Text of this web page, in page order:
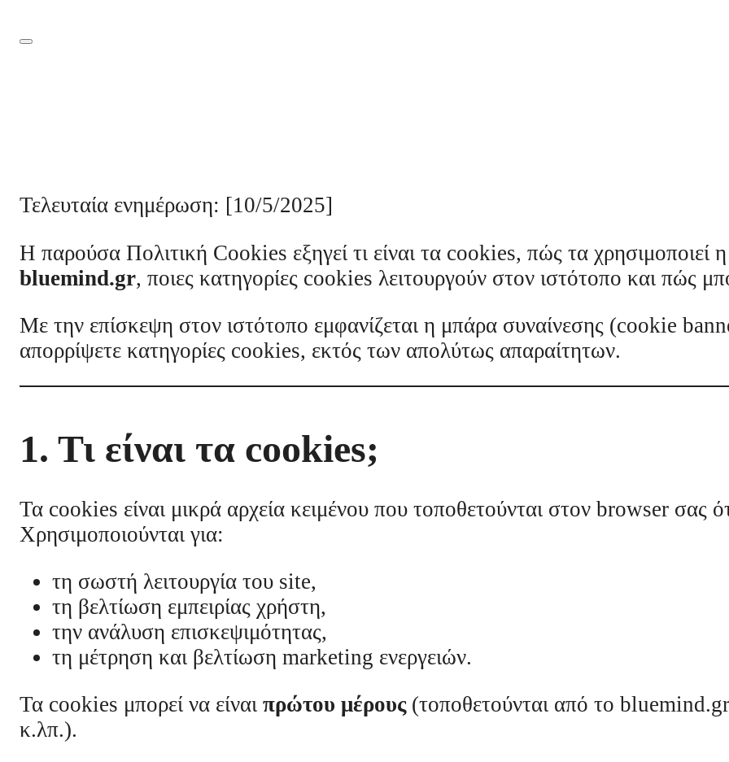
Τελευταία ενημέρωση: [10/5/2025]
Η παρούσα Πολιτική Cookies εξηγεί τι είναι τα cookies, πώς τα
bluemind.gr, ποιες κατηγορίες cookies λειτουργούν στον ιστότοπο και πώς
Με την επίσκεψη στον ιστότοπο εμφανίζεται η μπάρα συναίνεσης (cookie
απορρίψετε κατηγορίες cookies, εκτός των απολύτως απαραίτητων.
1. Τι είναι τα cookies;
Τα cookies είναι μικρά αρχεία κειμένου που τοποθετούνται στον browser σας
Χρησιμοποιούνται για:
τη σωστή λειτουργία του site,
τη βελτίωση εμπειρίας χρήστη,
την ανάλυση επισκεψιμότητας,
τη μέτρηση και βελτίωση marketing ενεργειών.
Τα cookies μπορεί να είναι πρώτου μέρους(τοποθετούνται από το
κ.λπ.).